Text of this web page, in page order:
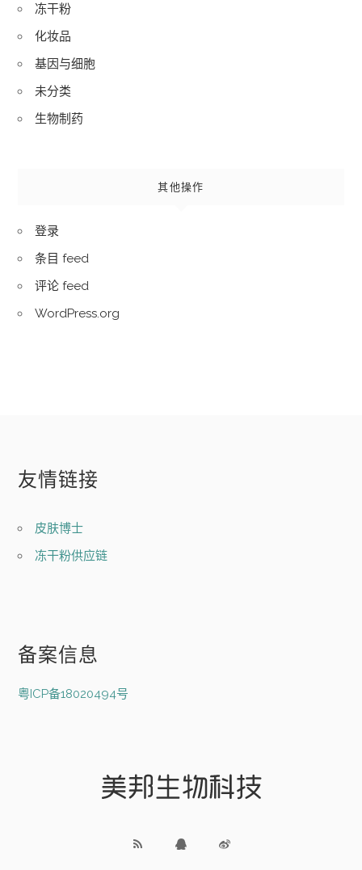
冻干粉
化妆品
基因与细胞
未分类
生物制药
其他操作
登录
条目 feed
评论 feed
WordPress.org
友情链接
皮肤博士
冻干粉供应链
备案信息
粤ICP备18020494号